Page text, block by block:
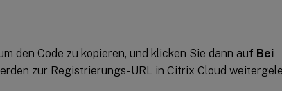
den Code zu kopieren, und klicken Sie dann auf Bei
zur Registrierungs-URL in Citrix Cloud